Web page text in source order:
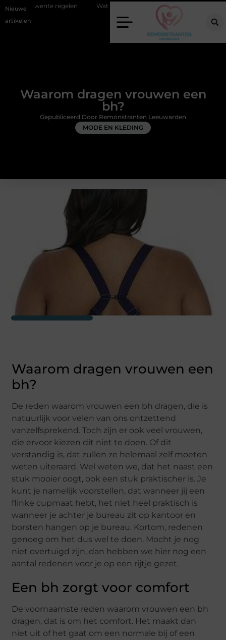
Nieuwe
artikelen
Wat zero-click search betekent voor de toekomst van online
Waarom dragen vrouwen een
bh?
MODE EN KLEDING
Gepubliceerd Door Remonstranten Leeuwarden
Waarom dragen vrouwen een
bh?
De reden waarom vrouwen een bh dragen, die is
natuurlijk voor velen van ons ontzettend
vanzelfsprekend. Toch zijn er ook veel vrouwen,
die ervoor kiezen dit niet te doen. Of dit
verstandig is, dat zullen ze helemaal zelf moeten
weten uiteraard. Wel weten we, dat het naast een
stuk mooier oogt, ook een stuk praktischer is. Je
kunt je namelijk voorstellen, dat wanneer jij een
flinke cupmaat hebt, het niet heel praktisch is
wanneer je achter je bureau zit op kantoor en
borsten hangen op je bureau. Kortom, redenen
genoeg om het dus wel te doen. Mocht je nog
niet overtuigd zijn, dan hebben we hier nog een
aantal redenen voor je op een rijtje gezet.
Een bh zorgt voor comfort
De voornaamste reden waarom vrouwen een bh
dragen, dat is om het comfort. Het maakt dan
niet uit of het gaat om een normale bij of een